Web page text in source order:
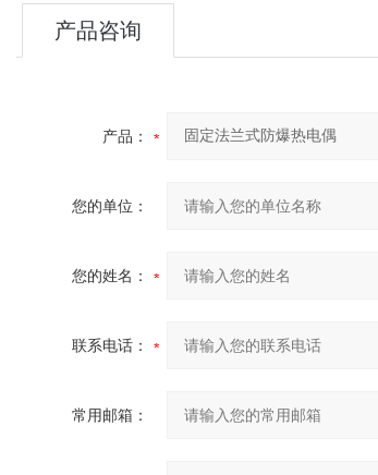
产品咨询
产品：
您的单位：
您的姓名：
联系电话：
常用邮箱：